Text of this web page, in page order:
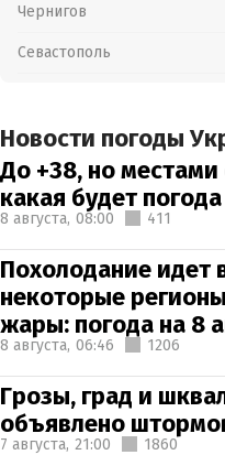
Чернигов
Севастополь
Новости погоды
До +38, но
какая будет
8 августа, 08:00 411
Похолодание идет
некоторые
жары: погода на 8
8 августа, 06:46 1206
Грозы, град и
объявлено
7 августа, 21:00 1860